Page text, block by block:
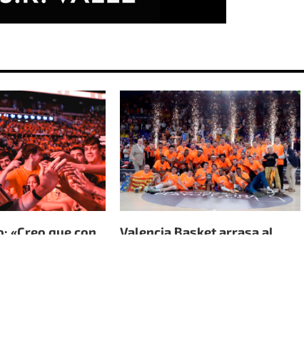
«Creo que con
Valencia Basket arrasa al